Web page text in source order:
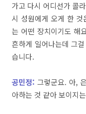
가고 다시 어디선가 콜라
시 성원에게 오게 한 것
는 어떤 장치이기도 해
흔하게 일어나는데 그걸
습니다.
공민정: 그렇군요. 아,
아하는 것 같아보이지는